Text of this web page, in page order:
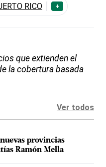
RICO +
que extienden el
la cobertura basada
Ver todos
provincias
Ramón Mella